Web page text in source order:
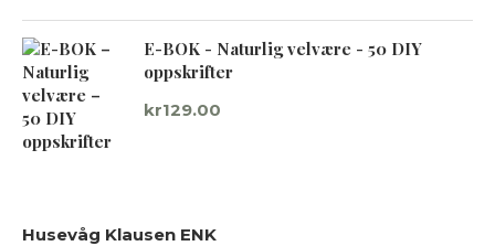
E-BOK - Naturlig velvære - 50 DIY
oppskrifter
kr129.00
Husevåg Klausen ENK